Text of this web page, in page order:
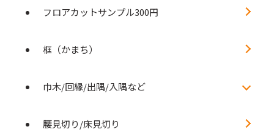
フロアカットサンプル300円
框（かまち）
巾木/回縁/出隅/入隅など
腰見切り/床見切り